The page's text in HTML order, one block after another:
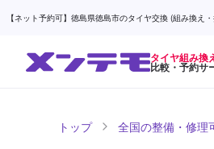
【ネット予約可】徳島県徳島市のタイヤ交換 (組み換え
タイヤ組み換
比較・予約サ
トップ 全国の整備・修理